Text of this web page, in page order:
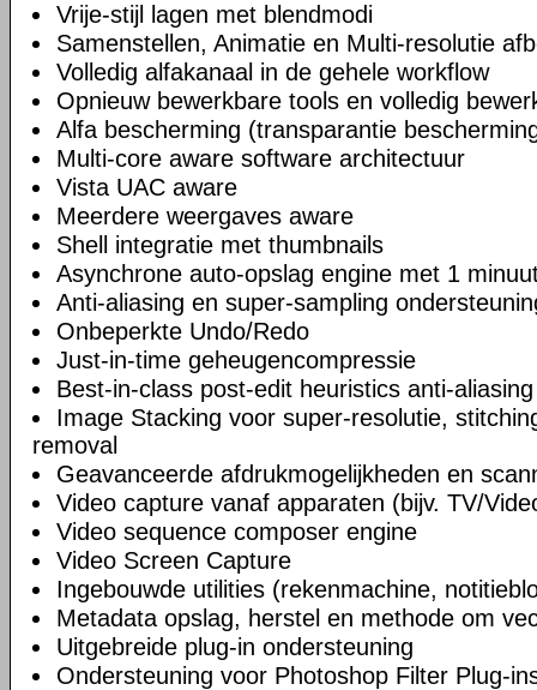
Vrije-stijl lagen met blendmodi
Samenstellen, Animatie en Multi-resolutie
Volledig alfakanaal in de gehele workflow
Opnieuw bewerkbare tools en volledig
Alfa bescherming (transparantie
Multi-core aware software architectuur
Vista UAC aware
Meerdere weergaves aware
Shell integratie met thumbnails
Asynchrone auto-opslag engine met 1
Anti-aliasing en super-sampling
Onbeperkte Undo/Redo
Just-in-time geheugencompressie
Best-in-class post-edit heuristics anti-
Image Stacking voor super-resolutie,
removal
Geavanceerde afdrukmogelijkheden en
Video capture vanaf apparaten (bijv. TV/
Video sequence composer engine
Video Screen Capture
Ingebouwde utilities (rekenmachine,
Metadata opslag, herstel en methode om
Uitgebreide plug-in ondersteuning
Ondersteuning voor Photoshop Filter Plug-